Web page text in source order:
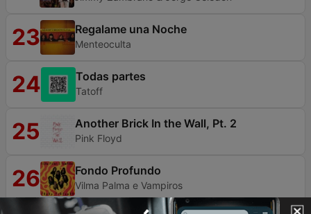
23 Regalame una Noche
Menteoculta
24 Todas partes
Tatoff
25 Another Brick In the Wall, Pt. 2
Pink Floyd
26 Fondo Profundo
Vilma Palma e Vampiros